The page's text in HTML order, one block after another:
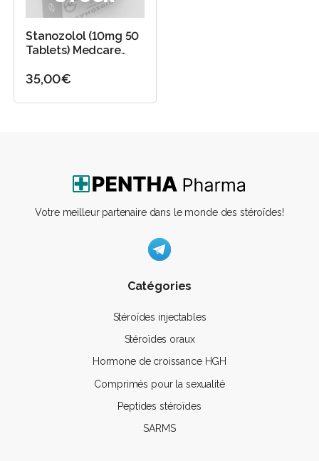
Stanozolol (10mg 50
Tablets) Medcare
35,00€
Votre meilleur partenaire dans le monde des stéroïdes!
Catégories
Stéroïdes injectables
Stéroïdes oraux
Hormone de croissance HGH
Comprimés pour la sexualité
Peptides stéroïdes
SARMS